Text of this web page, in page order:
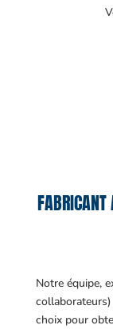
Notre équipe,
choix pour